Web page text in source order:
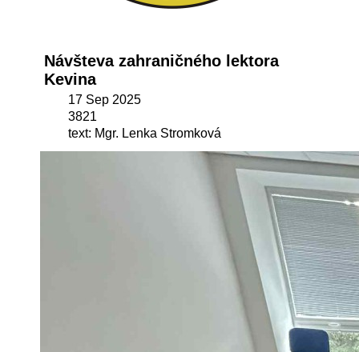
Návšteva zahraničného lektora
Kevina
17 Sep 2025
3821
text: Mgr. Lenka Stromková